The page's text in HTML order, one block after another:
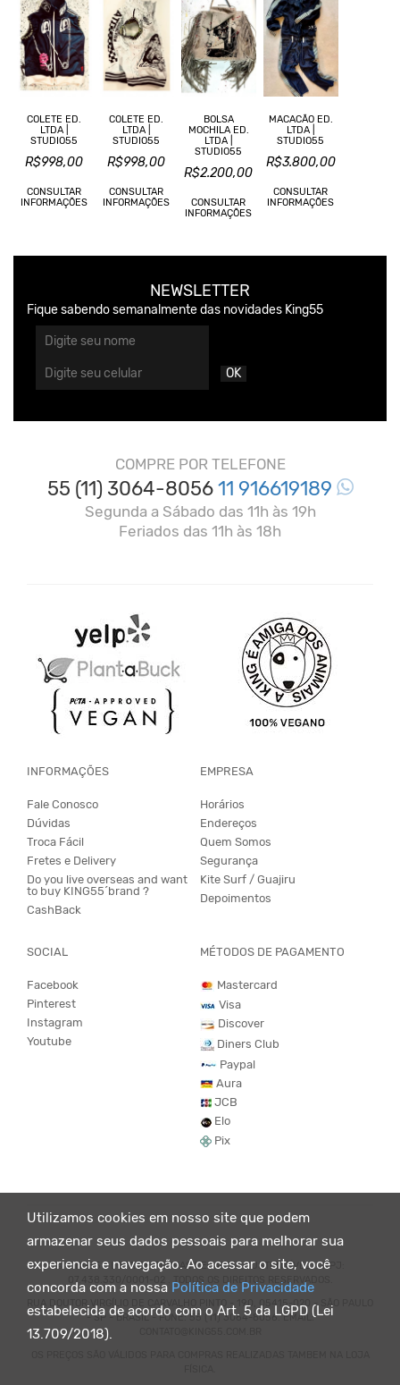
COLETE ED.
LTDA |
STUDIO55
R$998,00
CONSULTAR
INFORMAÇÕES
COLETE ED.
LTDA |
STUDIO55
R$998,00
CONSULTAR
INFORMAÇÕES
BOLSA
MOCHILA ED.
LTDA |
STUDIO55
R$2.200,00
CONSULTAR
INFORMAÇÕES
MACACÃO ED.
LTDA |
STUDIO55
R$3.800,00
CONSULTAR
INFORMAÇÕES
Utilizamos cookies em nosso site que podem
armazenar seus dados pessoais para melhorar sua
experiencia e navegação. Ao acessar o site, você
concorda com a nossa Política de Privacidade
estabelecida de acordo com o Art. 5 da LGPD (Lei
13.709/2018).
NEWSLETTER
Fique sabendo semanalmente das novidades King55
OK
COMPRE POR TELEFONE
55 (11) 3064-805611 916619189
Segunda a Sábado das 11h às 19h
Feriados das 11h às 18h
INFORMAÇÕES
Fale Conosco
Dúvidas
Troca Fácil
Fretes e Delivery
Do you live overseas and want
to buy KING55´brand ?
CashBack
EMPRESA
Horários
Endereços
Quem Somos
Segurança
Kite Surf / Guajiru
Depoimentos
SOCIAL
Facebook
Pinterest
Instagram
Youtube
MÉTODOS DE PAGAMENTO
Mastercard
Visa
Discover
Diners Club
Paypal
Aura
JCB
Elo
Pix
© KING55 - LOJA DE ROUPAS VEGANO E SUSTENTÁVEL. CNPJ:
07.438.330/0001-02 . TODOS OS DIREITOS RESERVADOS.
RUA DOUTOR VIRGÍLIO DE CARVALHO PINTO - 190, 05415-020 - SÃO PAULO
- SP - BRASIL - FONE: 55 (11) 3064-8056. EMAIL: